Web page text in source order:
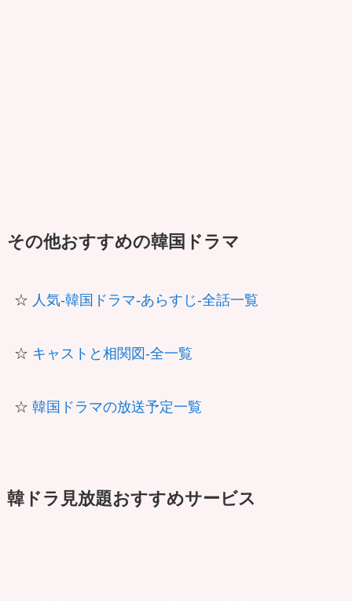
その他おすすめの韓国ドラマ
☆ 人気-韓国ドラマ-あらすじ-全話一覧
☆ キャストと相関図-全一覧
☆ 韓国ドラマの放送予定一覧
韓ドラ見放題おすすめサービス